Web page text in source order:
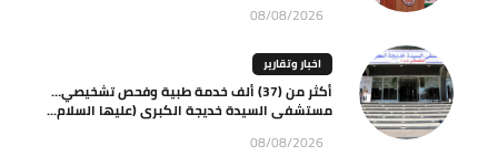
08/08/2026
اخبار وتقارير
أكثر من (37) ألف خدمة طبية وفحص تشخيصي…
مستشفى السيدة خديجة الكبرى (عليها السلام...
08/08/2026